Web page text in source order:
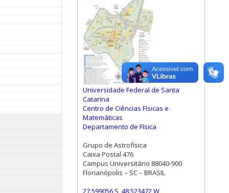
Universidade Federal de Santa
Catarina
Centro de Ciências Físicas e
Matemáticas
Departamento de Física
Grupo de Astrofísica
Caixa Postal 476
Campus Universitário 88040-900
Florianópolis – SC – BRASIL
27.599056 S, 48.523472 W